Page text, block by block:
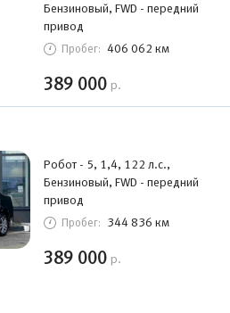
Бензиновый, FWD - передний
привод
Пробег: 406 062 км
389 000 р.
Робот - 5, 1,4, 122 л.с.,
Бензиновый, FWD - передний
привод
Пробег: 344 836 км
389 000 р.